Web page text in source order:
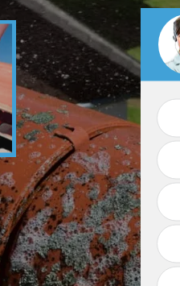
Recherche de fuite
de toiture 44